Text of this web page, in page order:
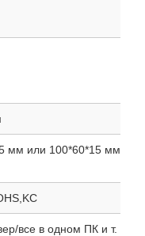
мм или 100*60*15 мм
все в одном ПК и т. д.